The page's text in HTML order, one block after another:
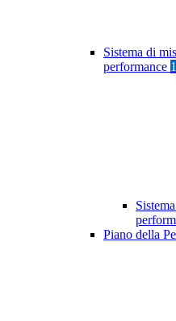
Sistema di
performance 1
Piano della